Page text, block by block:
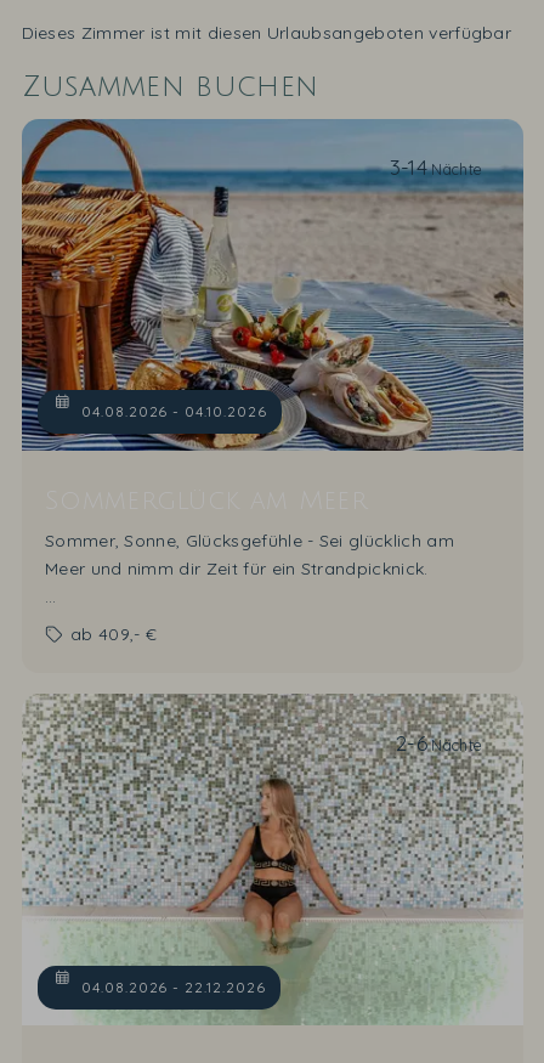
Dieses Zimmer ist mit diesen Urlaubsangeboten verfügbar
Zusammen buchen
3-14Nächte
04.08.2026 - 04.10.2026
Sommer, Sonne, Glücksgefühle - Sei glücklich am
Meer und nimm dir Zeit für ein Strandpicknick.
10% Sparvorteil
ab409,- €
2-6Nächte
04.08.2026 - 22.12.2026